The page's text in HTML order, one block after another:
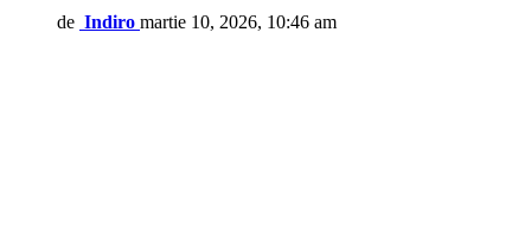
de Indiro martie 10, 2026, 10:46 am